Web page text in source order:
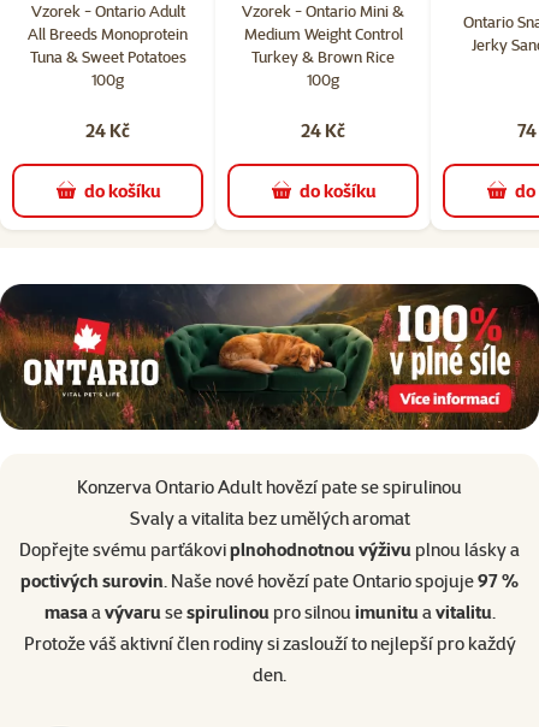
Vzorek - Ontario Adult
All Breeds Monoprotein
Tuna & Sweet Potatoes
100g
24 Kč
do košíku
Vzorek - Ontario Mini &
Medium Weight Control
Turkey & Brown Rice
100g
24 Kč
do košíku
Ontario
Jerky
superzoo.product.detail.content
Konzerva Ontario Adult hovězí pate se spirulinou
Svaly a vitalita bez umělých aromat
Dopřejte svému parťákoviplnohodnotnou výživu plnou lásky a
poctivých surovin. Naše nové hovězí pate Ontario spojuje97 %
masaavývarusespirulinou pro silnou imunituavitalitu.
Protože váš aktivní člen rodiny si zaslouží to nejlepší pro každý
den.